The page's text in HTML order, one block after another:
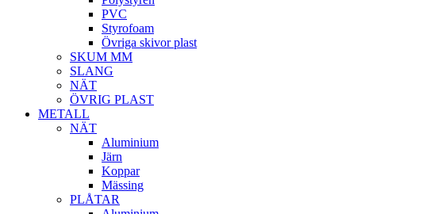
PVC
Styrofoam
Övriga skivor plast
SKUM MM
SLANG
NÄT
ÖVRIG PLAST
METALL
NÄT
Aluminium
Järn
Koppar
Mässing
PLÅTAR